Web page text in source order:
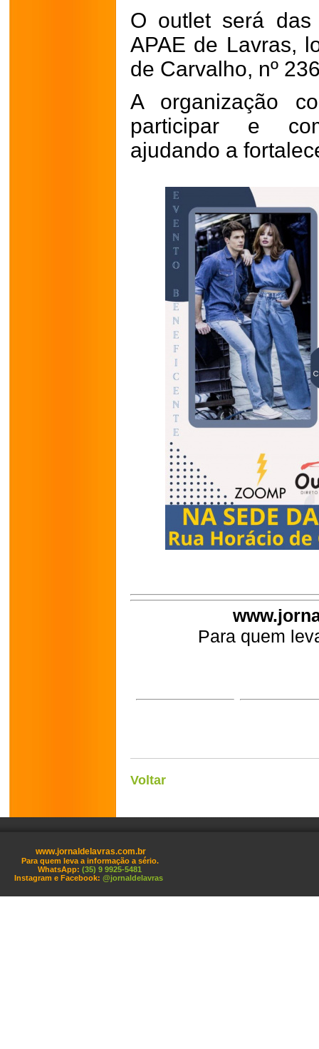
O outlet será
APAE de Lavras,
de Carvalho, nº
A organização
participar e
ajudando a
Para quem
Voltar
www.jornaldelavras.com.br
Para quem leva a informação a sério.
WhatsApp: (35) 9 9925-5481
Instagram e Facebook: @jornaldelavras